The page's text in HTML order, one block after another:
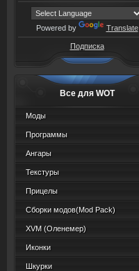
Powered by Translate
Подписка
Все для WOT
Моды
Программы
Ангары
Текстуры
Прицелы
Сборки модов(Mod Pack)
XVM (Oленемер)
Иконки
Шкурки